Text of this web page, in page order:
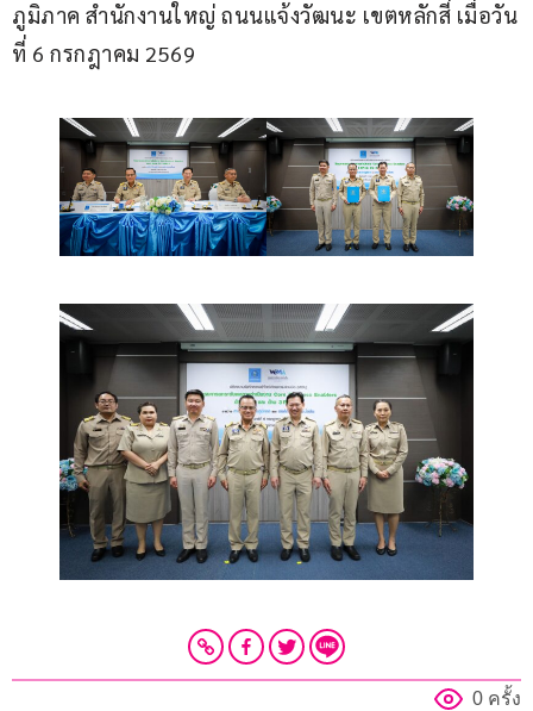
ภูมิภาค สำนักงานใหญ่ ถนนแจ้งวัฒนะ เขตหลักสี่ เมื่อวัน
ที่ 6 กรกฎาคม 2569
0 ครั้ง